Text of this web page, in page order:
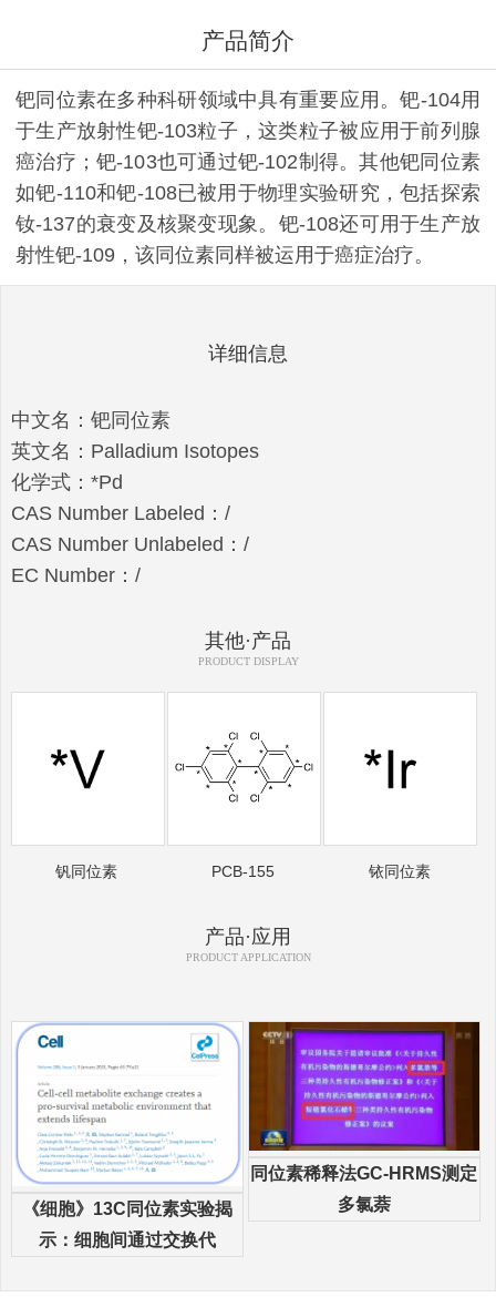
产品简介
钯同位素在多种科研领域中具有重要应用。钯-104用
于生产放射性钯-103粒子，这类粒子被应用于前列腺
癌治疗；钯-103也可通过钯-102制得。其他钯同位素
如钯-110和钯-108已被用于物理实验研究，包括探索
钕-137的衰变及核聚变现象。钯-108还可用于生产放
射性钯-109，该同位素同样被运用于癌症治疗。
详细信息
中文名：钯同位素
英文名：Palladium Isotopes
化学式：*Pd
CAS Number Labeled：/
CAS Number Unlabeled：/
EC Number：/
其他·产品
PRODUCT DISPLAY
钒同位素 PCB-155 铱同位素
产品·应用
PRODUCT APPLICATION
《细胞》13C同位素实验揭
示：细胞间通过交换代
同位素稀释法GC-HRMS测定
多氯萘